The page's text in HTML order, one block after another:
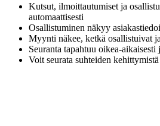
Kutsut, ilmoittautumiset ja
automaattisesti
Osallistuminen näkyy
Myynti näkee, ketkä osallistuivat
Seuranta tapahtuu oikea-aikaisesti
Voit seurata suhteiden